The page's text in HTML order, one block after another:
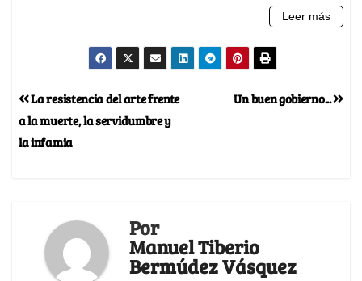
Un buen gobierno...
La resistencia del arte frente
a la muerte, la servidumbre y
la infamia
Por
Manuel Tiberio
Bermúdez Vásquez